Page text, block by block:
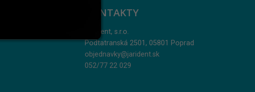
KONTAKTY
Jarident, s.r.o.
Podtatranská 2501, 05801 Poprad
objednavky@jarident.sk
052/77 22 029